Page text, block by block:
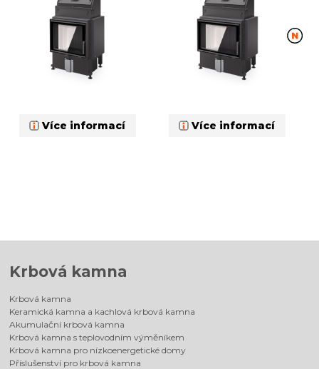
Více informací Více informací
Krbová kamna
Krbová kamna
Keramická kamna a kachlová krbová kamna
Akumulační krbová kamna
Krbová kamna s teplovodním výměníkem
Krbová kamna pro nízkoenergetické domy
Příslušenství pro krbová kamna